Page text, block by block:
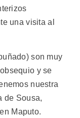
una visita al
son muy
y se
nuestra
de Sousa,
Maputo.